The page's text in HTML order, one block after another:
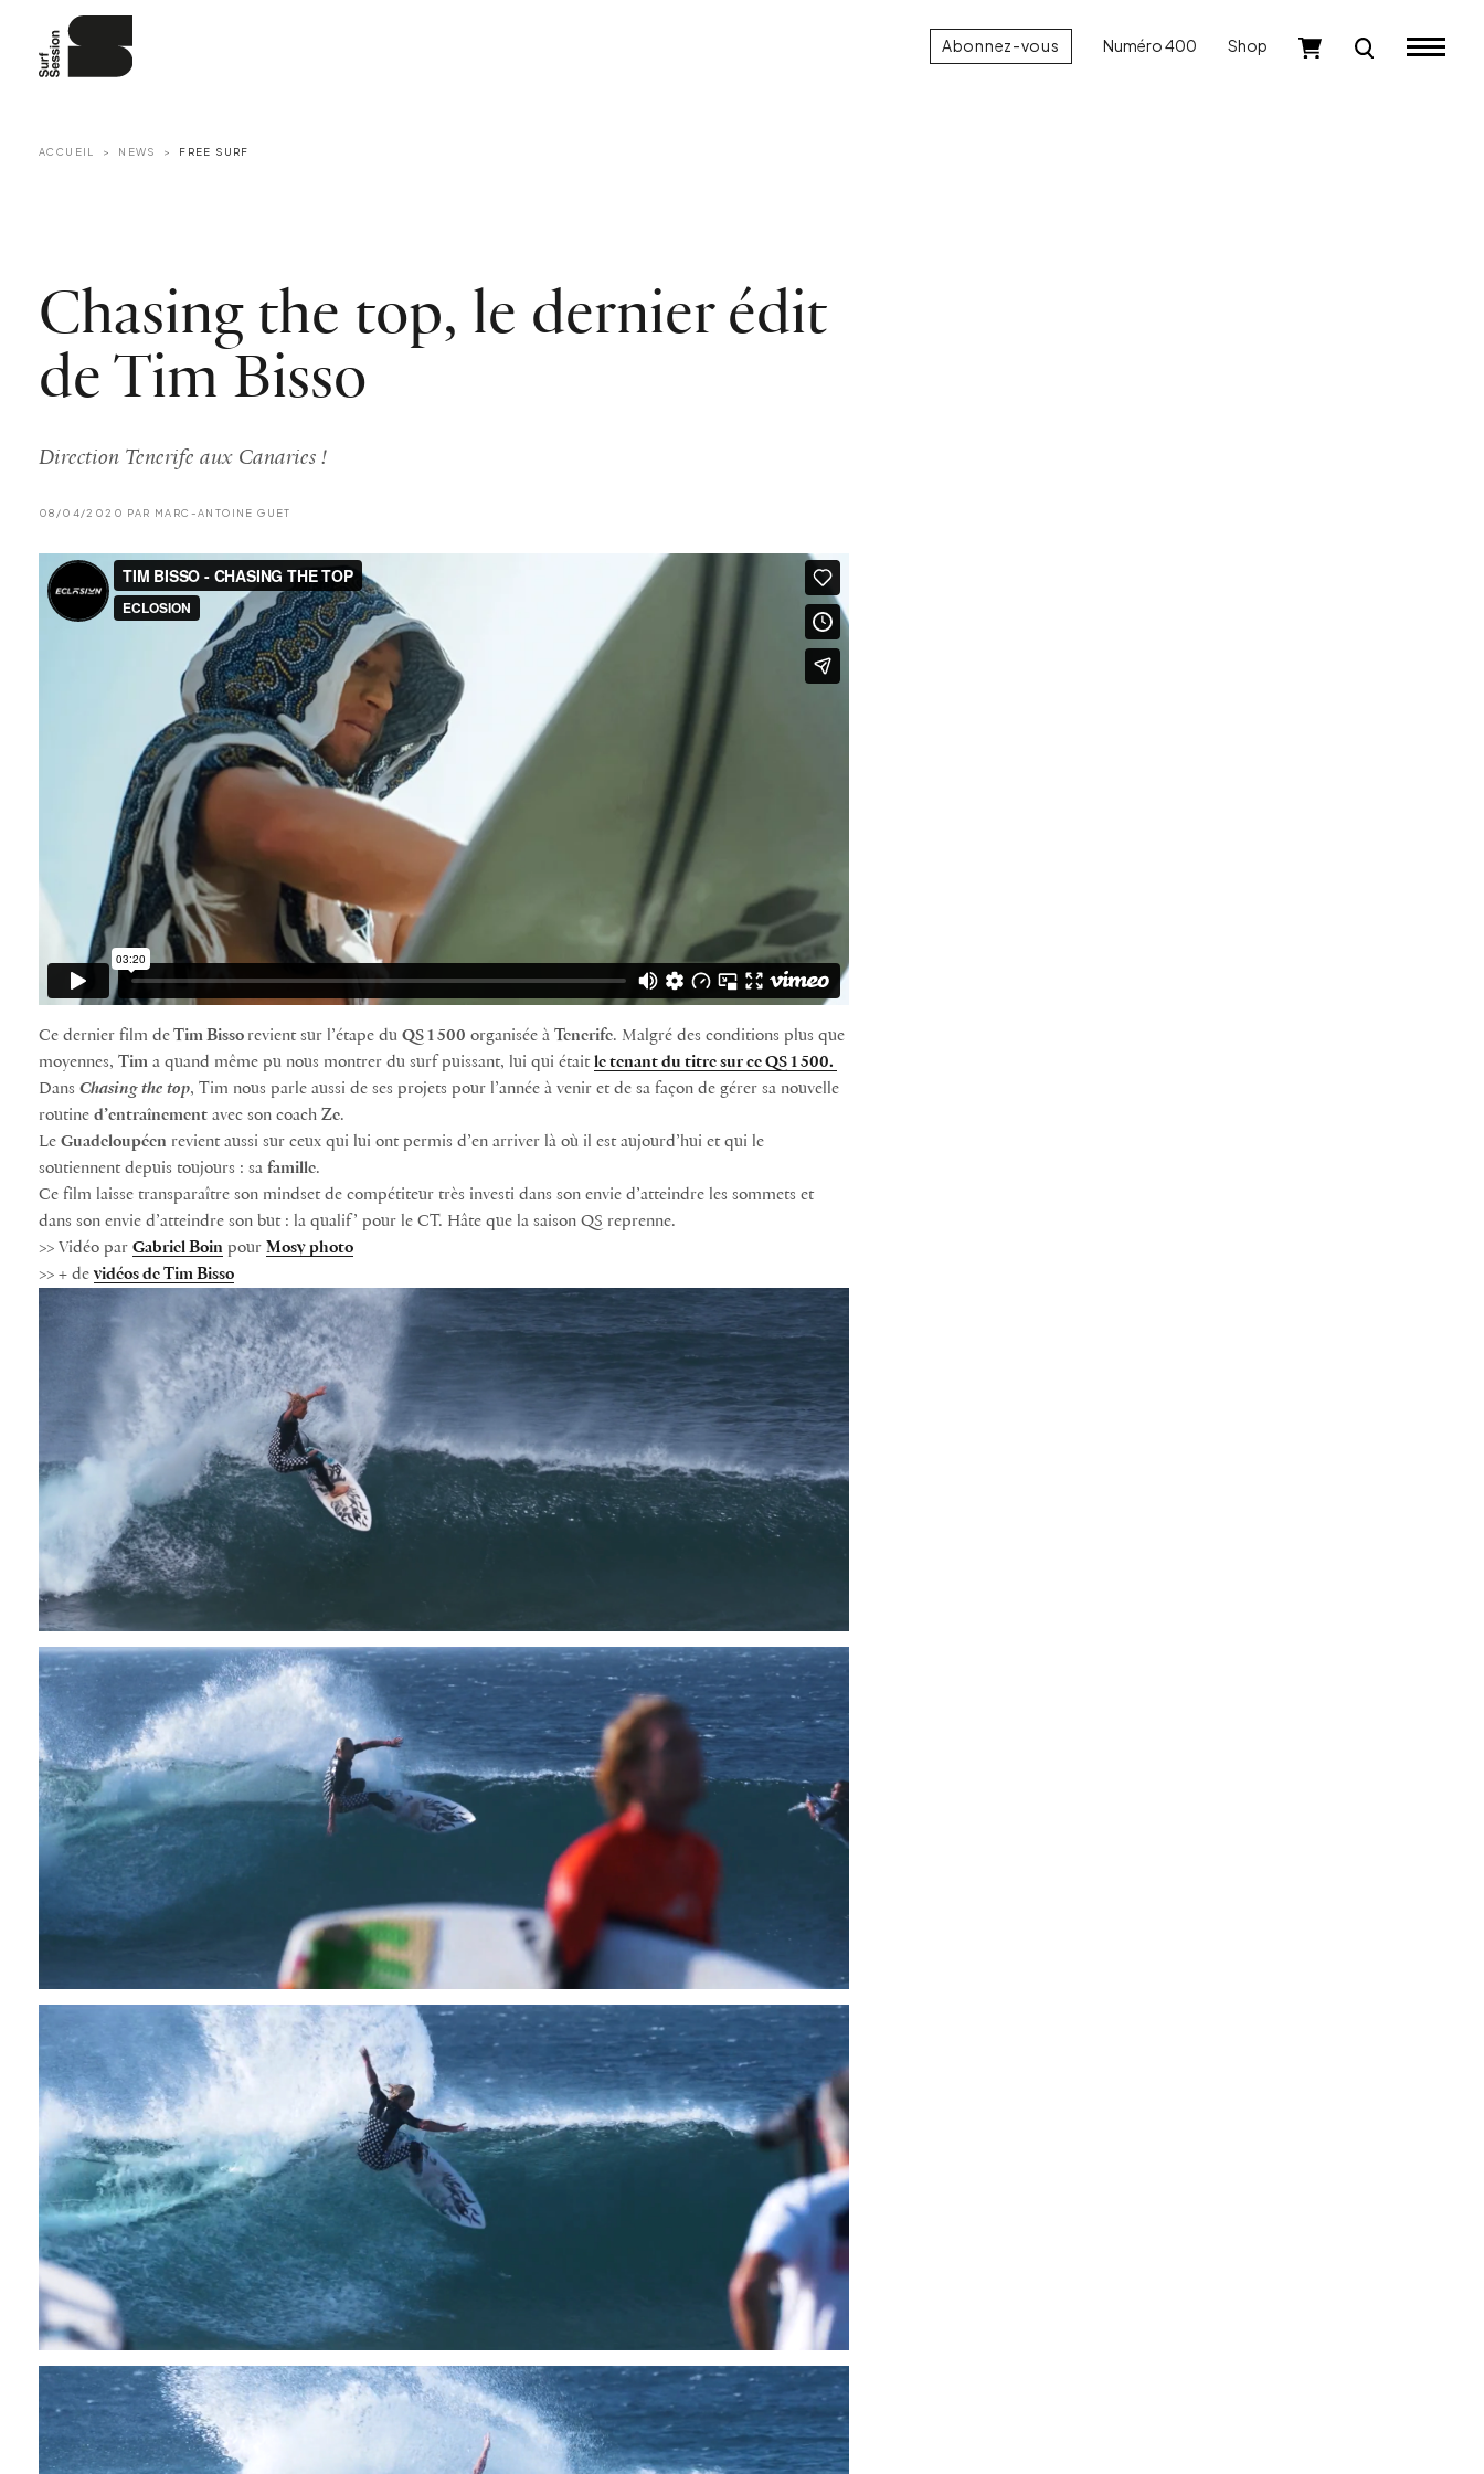
Abonnez-vous Numéro 400 Shop
ACCUEIL NEWS FREE SURF
Chasing the top, le dernier édit
de Tim Bisso
Direction Tenerife aux Canaries !
08/04/2020 PAR MARC-ANTOINE GUET
Ce dernier film deTim Bissorevient sur l’étape du QS 1 500 organisée à Tenerife. Malgré des conditions plus que
moyennes, Tim a quand même pu nous montrer du surf puissant, lui qui étaitle tenant du titre sur ce QS 1 500.
Dans Chasing the top, Tim nous parle aussi de ses projets pour l’année à venir et de sa façon de gérer sa nouvelle
routine d’entraînement avec son coach Ze.
Le Guadeloupéen revient aussi sur ceux qui lui ont permis d’en arriver là où il est aujourd’hui et qui le
soutiennent depuis toujours : sa famille.
Ce film laisse transparaître son mindset de compétiteur très investi dans son envie d’atteindre les sommets et
dans son envie d’atteindre son but : la qualif’ pour le CT. Hâte que la saison QS reprenne.
>> Vidéo par Gabriel Boin pour Mosy photo
>> + devidéos de Tim Bisso